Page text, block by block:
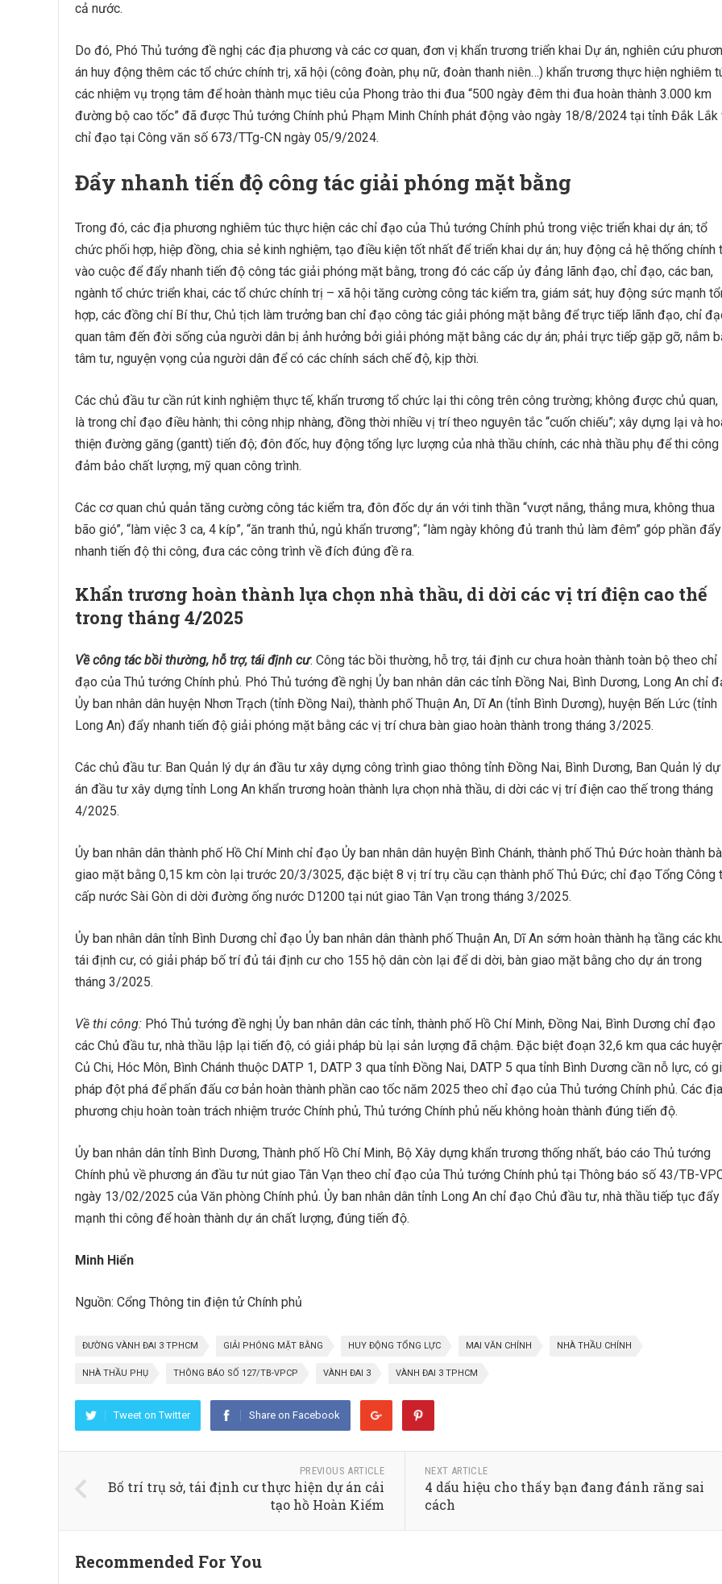
cả nước.
Do đó, Phó Thủ tướng đề nghị các địa phương và các cơ quan, đơn vị khẩn trương triển khai Dự án, nghiên cứu
án huy động thêm các tổ chức chính trị, xã hội (công đoàn, phụ nữ, đoàn thanh niên…) khẩn trương thực hiện nghiêm
các nhiệm vụ trọng tâm để hoàn thành mục tiêu của Phong trào thi đua “500 ngày đêm thi đua hoàn thành 3.000 km
đường bộ cao tốc” đã được Thủ tướng Chính phủ Phạm Minh Chính phát động vào ngày 18/8/2024 tại tỉnh Đắk Lắk
chỉ đạo tại Công văn số 673/TTg-CN ngày 05/9/2024.
Đẩy nhanh tiến độ công tác giải phóng mặt bằng
Trong đó, các địa phương nghiêm túc thực hiện các chỉ đạo của Thủ tướng Chính phủ trong việc triển khai dự án; tổ
chức phối hợp, hiệp đồng, chia sẻ kinh nghiệm, tạo điều kiện tốt nhất để triển khai dự án; huy động cả hệ thống chính
vào cuộc để đẩy nhanh tiến độ công tác giải phóng mặt bằng, trong đó các cấp ủy đảng lãnh đạo, chỉ đạo, các ban,
ngành tổ chức triển khai, các tổ chức chính trị – xã hội tăng cường công tác kiểm tra, giám sát; huy động sức mạnh
hợp, các đồng chí Bí thư, Chủ tịch làm trưởng ban chỉ đạo công tác giải phóng mặt bằng để trực tiếp lãnh đạo, chỉ
quan tâm đến đời sống của người dân bị ảnh hưởng bởi giải phóng mặt bằng các dự án; phải trực tiếp gặp gỡ, nắm
tâm tư, nguyện vọng của người dân để có các chính sách chế độ, kịp thời.
Các chủ đầu tư cần rút kinh nghiệm thực tế, khẩn trương tổ chức lại thi công trên công trường; không được chủ quan,
là trong chỉ đạo điều hành; thi công nhịp nhàng, đồng thời nhiều vị trí theo nguyên tắc “cuốn chiếu”; xây dựng lại và
thiện đường găng (gantt) tiến độ; đôn đốc, huy động tổng lực lượng của nhà thầu chính, các nhà thầu phụ để thi công
đảm bảo chất lượng, mỹ quan công trình.
Các cơ quan chủ quản tăng cường công tác kiểm tra, đôn đốc dự án với tinh thần “vượt nắng, thắng mưa, không thua
bão gió”, “làm việc 3 ca, 4 kíp”, “ăn tranh thủ, ngủ khẩn trương”; “làm ngày không đủ tranh thủ làm đêm” góp phần đẩy
nhanh tiến độ thi công, đưa các công trình về đích đúng đề ra.
Khẩn trương hoàn thành lựa chọn nhà thầu, di dời các vị trí điện cao thế
trong tháng 4/2025
Về công tác bồi thường, hỗ trợ, tái định cư: Công tác bồi thường, hỗ trợ, tái định cư chưa hoàn thành toàn bộ theo chỉ
đạo của Thủ tướng Chính phủ. Phó Thủ tướng đề nghị Ủy ban nhân dân các tỉnh Đồng Nai, Bình Dương, Long An chỉ
Ủy ban nhân dân huyện Nhơn Trạch (tỉnh Đồng Nai), thành phố Thuận An, Dĩ An (tỉnh Bình Dương), huyện Bến Lức (tỉnh
Long An) đẩy nhanh tiến độ giải phóng mặt bằng các vị trí chưa bàn giao hoàn thành trong tháng 3/2025.
Các chủ đầu tư: Ban Quản lý dự án đầu tư xây dựng công trình giao thông tỉnh Đồng Nai, Bình Dương, Ban Quản lý dự
án đầu tư xây dựng tỉnh Long An khẩn trương hoàn thành lựa chọn nhà thầu, di dời các vị trí điện cao thế trong tháng
4/2025.
Ủy ban nhân dân thành phố Hồ Chí Minh chỉ đạo Ủy ban nhân dân huyện Bình Chánh, thành phố Thủ Đức hoàn thành
giao mặt bằng 0,15 km còn lại trước 20/3/3025, đặc biệt 8 vị trí trụ cầu cạn thành phố Thủ Đức; chỉ đạo Tổng Công
cấp nước Sài Gòn di dời đường ống nước D1200 tại nút giao Tân Vạn trong tháng 3/2025.
Ủy ban nhân dân tỉnh Bình Dương chỉ đạo Ủy ban nhân dân thành phố Thuận An, Dĩ An sớm hoàn thành hạ tầng các
tái định cư, có giải pháp bố trí đủ tái định cư cho 155 hộ dân còn lại để di dời, bàn giao mặt bằng cho dự án trong
tháng 3/2025.
Về thi công: Phó Thủ tướng đề nghị Ủy ban nhân dân các tỉnh, thành phố Hồ Chí Minh, Đồng Nai, Bình Dương chỉ đạo
các Chủ đầu tư, nhà thầu lập lại tiến độ, có giải pháp bù lại sản lượng đã chậm. Đặc biệt đoạn 32,6 km qua các
Củ Chi, Hóc Môn, Bình Chánh thuộc DATP 1, DATP 3 qua tỉnh Đồng Nai, DATP 5 qua tỉnh Bình Dương cần nỗ lực, có
pháp đột phá để phấn đấu cơ bản hoàn thành phần cao tốc năm 2025 theo chỉ đạo của Thủ tướng Chính phủ. Các địa
phương chịu hoàn toàn trách nhiệm trước Chính phủ, Thủ tướng Chính phủ nếu không hoàn thành đúng tiến độ.
Ủy ban nhân dân tỉnh Bình Dương, Thành phố Hồ Chí Minh, Bộ Xây dựng khẩn trương thống nhất, báo cáo Thủ tướng
Chính phủ về phương án đầu tư nút giao Tân Vạn theo chỉ đạo của Thủ tướng Chính phủ tại Thông báo số 43/TB-
ngày 13/02/2025 của Văn phòng Chính phủ. Ủy ban nhân dân tỉnh Long An chỉ đạo Chủ đầu tư, nhà thầu tiếp tục đẩy
mạnh thi công để hoàn thành dự án chất lượng, đúng tiến độ.
Minh Hiển
Nguồn: Cổng Thông tin điện tử Chính phủ
ĐƯỜNG VÀNH ĐAI 3 TPHCM GIẢI PHÓNG MẶT BẰNG HUY ĐỘNG TỔNG LỰC MAI VĂN CHÍNH NHÀ THẦU CHÍNH
NHÀ THẦU PHỤ THÔNG BÁO SỐ 127/TB-VPCP VÀNH ĐAI 3 VÀNH ĐAI 3 TPHCM
Tweet on Twitter Share on Facebook
PREVIOUS ARTICLE
Bố trí trụ sở, tái định cư thực hiện dự án cải
tạo hồ Hoàn Kiếm
NEXT ARTICLE
4 dấu hiệu cho thấy bạn đang đánh răng sai
cách
Recommended For You